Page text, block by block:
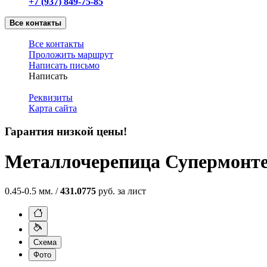
Все контакты
Все контакты
Проложить маршрут
Написать письмо
Написать
Реквизиты
Карта сайта
Гарантия низкой цены!
Металлочерепица
0.45-0.5 мм. /431.0775 руб. за лист
Схема
Фото